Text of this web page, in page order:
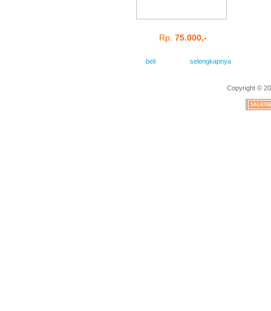
Rp. 75.000,-
beli selengkapnya
Copyright ©